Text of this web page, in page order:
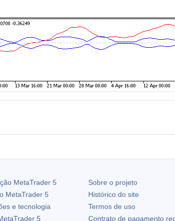
MetaTrader 5
MetaTrader 5
e tecnologia
5
Sobre o projeto
Histórico do site
Termos de uso
Contrato de pagamento